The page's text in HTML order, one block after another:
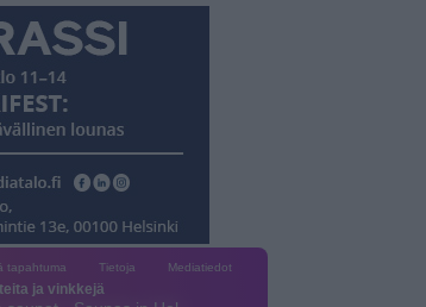
tapahtuma Tietoja Mediatiedot
ja vinkkejä